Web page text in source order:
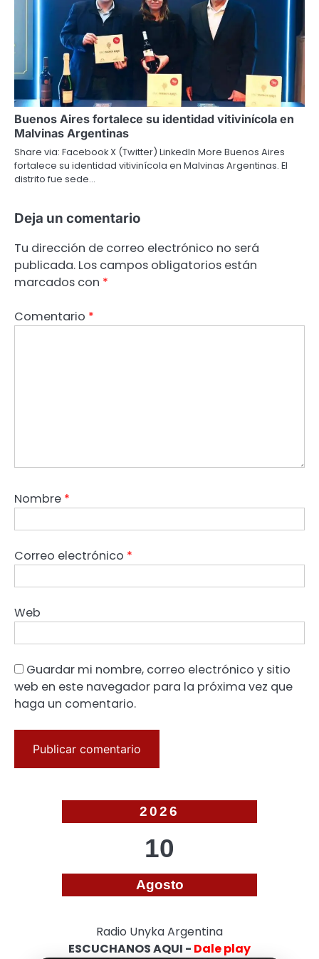
Buenos Aires fortalece su identidad vitivinícola en
Malvinas Argentinas
Share via: Facebook X (Twitter) LinkedIn More Buenos Aires
fortalece su identidad vitivinícola en Malvinas Argentinas. El
distrito fue sede…
Deja un comentario
Tu dirección de correo electrónico no será
publicada. Los campos obligatorios están
marcados con *
Comentario *
Nombre *
Correo electrónico *
Web
Guardar mi nombre, correo electrónico y sitio
web en este navegador para la próxima vez que
haga un comentario.
2026
10
Agosto
Radio Unyka Argentina
ESCUCHANOS AQUI - Dale play